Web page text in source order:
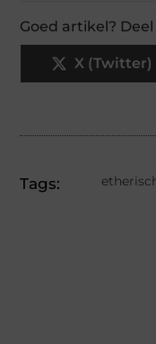
Goed artikel?
X (Twitter)
Tags: